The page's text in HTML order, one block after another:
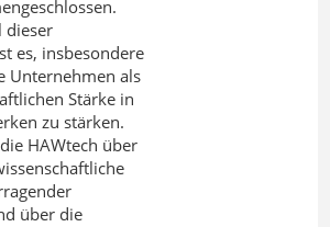
dieser
es, insbesondere
Unternehmen als
Stärke in
zu stärken.
HAWtech über
über die